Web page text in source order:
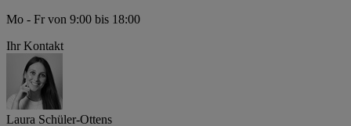
Mo - Fr von 9:00 bis 18:00
Ihr Kontakt
Laura Schüler-Ottens